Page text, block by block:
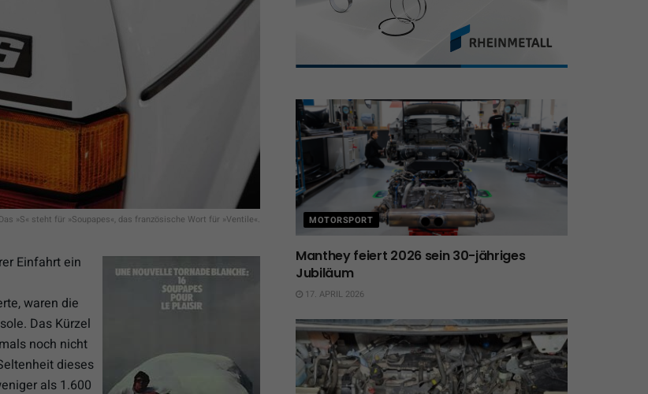
Das »S« steht für »Soupapes«, das französische Wort für »Ventile«.
Einfahrt ein
waren die
Das Kürzel
noch nicht
dieses
als 1.600
MOTORSPORT
Manthey feiert 2026 sein 30-jähriges
Jubiläum
17. APRIL 2026